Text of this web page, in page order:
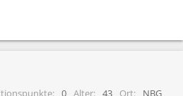
0 Alter 43 Ort NBG